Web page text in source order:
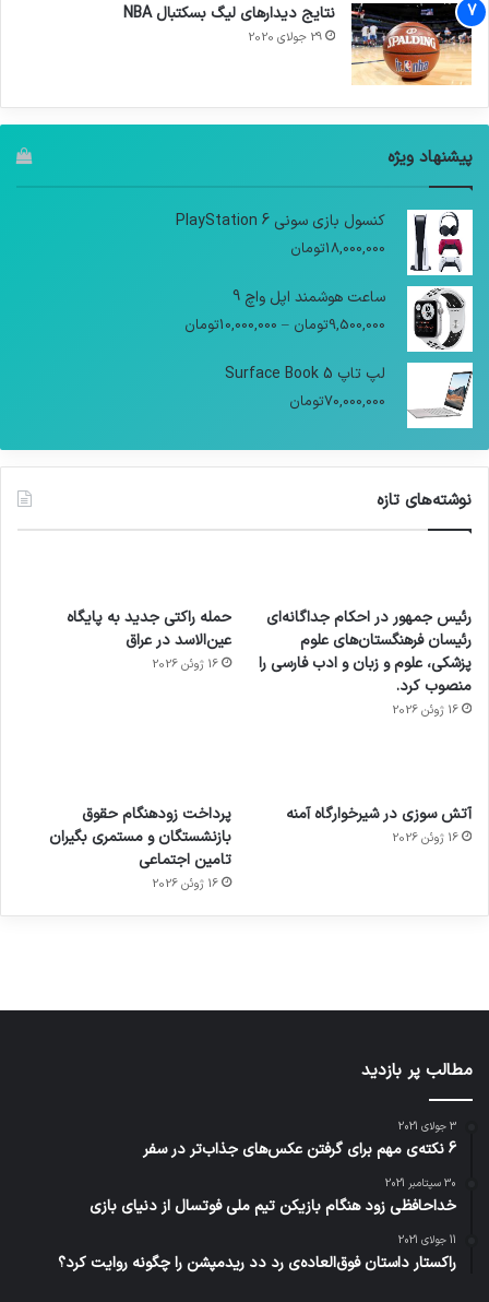
نتایج دیدار‌های لیگ بسکتبال NBA
29 جولای 2020
پیشنهاد ویژه
کنسول بازی سونی PlayStation 6
18,000,000تومان
ساعت هوشمند اپل واچ 9
9,500,000تومان –
10,000,000تومان
لپ تاپ Surface Book 5
70,000,000تومان
نوشته‌های تازه
رئیس جمهور در احکام جداگانه‌ای
رئیسان فرهنگستان‌های علوم
پزشکی، علوم و زبان و ادب فارسی را
منصوب کرد.
16 ژوئن 2026
حمله راکتی جدید به پایگاه
عین‌الاسد در عراق
16 ژوئن 2026
آتش سوزی در شیرخوارگاه آمنه
16 ژوئن 2026
پرداخت زودهنگام حقوق
بازنشستگان و مستمری بگیران
تامین اجتماعی
16 ژوئن 2026
برای
کشف
توسط
مجازی
…
ساعت
هوشمند
با طعم
توسط
ژاکت
در
های
2023
توسط
مطالب پر بازدید
3 جولای 2021
6 نکته‌ی مهم برای گرفتن عکس‌های جذاب‌تر در سفر
30 سپتامبر 2021
خداحافظی زود هنگام بازیکن تیم ملی فوتسال از دنیای بازی
11 جولای 2021
راکستار داستان فوق‌العاده‌ی رد دد ریدمپشن را چگونه روایت کرد؟